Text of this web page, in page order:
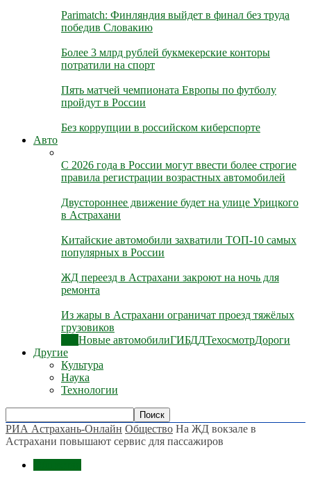
Parimatch: Финляндия выйдет в финал без труда
победив Словакию
Более 3 млрд рублей букмекерские конторы
потратили на спорт
Пять матчей чемпионата Европы по футболу
пройдут в России
Без коррупции в российском киберспорте
Авто
С 2026 года в России могут ввести более строгие
правила регистрации возрастных автомобилей
Двустороннее движение будет на улице Урицкого
в Астрахани
Китайские автомобили захватили ТОП-10 самых
популярных в России
ЖД переезд в Астрахани закроют на ночь для
ремонта
Из жары в Астрахани ограничат проезд тяжёлых
грузовиков
Новые автомобилиГИБДДТехосмотрДороги
Другие
Культура
Наука
Технологии
РИА Астрахань-Онлайн Общество На ЖД вокзале в
Астрахани повышают сервис для пассажиров